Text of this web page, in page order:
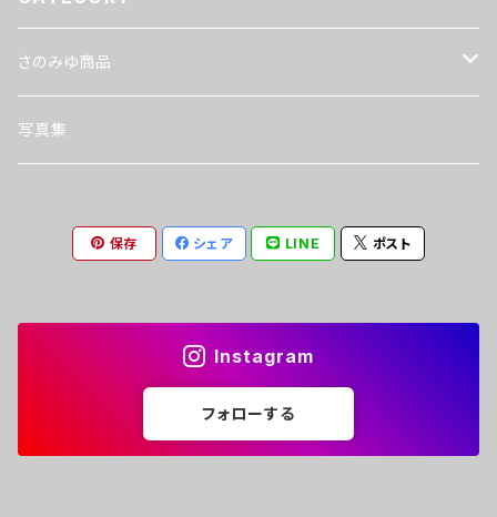
さのみゆ商品
デジタルコンテンツ
写真集
保存 シェア LINE ポスト
Instagram
フォローする